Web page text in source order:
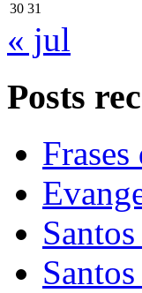
30 31
« jul
Posts